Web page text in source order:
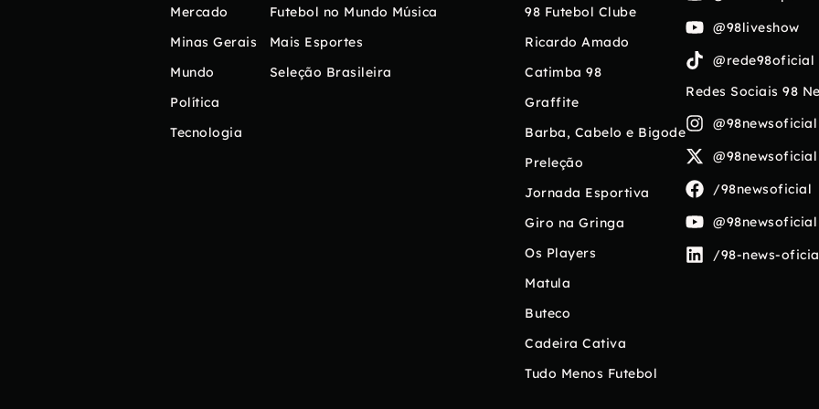
Mercado
Minas Gerais
Mundo
Política
Tecnologia
Futebol no Mundo
Mais Esportes
Seleção Brasileira
Música
98 Futebol Clube
Ricardo Amado
Catimba 98
Graffite
Barba, Cabelo e Bigode
Preleção
Jornada Esportiva
Giro na Gringa
Os Players
Matula
Buteco
Cadeira Cativa
Tudo Menos Futebol
@98liveshow
@rede98oficial
Redes Sociais 98
@98newsoficial
@98newsoficial
/98newsoficial
@98newsoficial
/98-news-